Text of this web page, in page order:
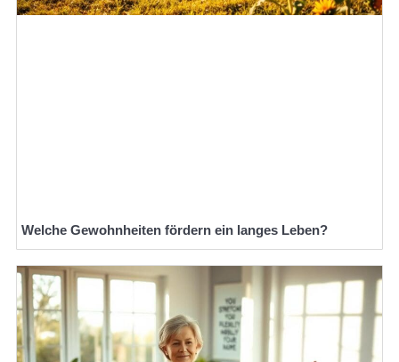
Welche Gewohnheiten fördern ein langes Leben?